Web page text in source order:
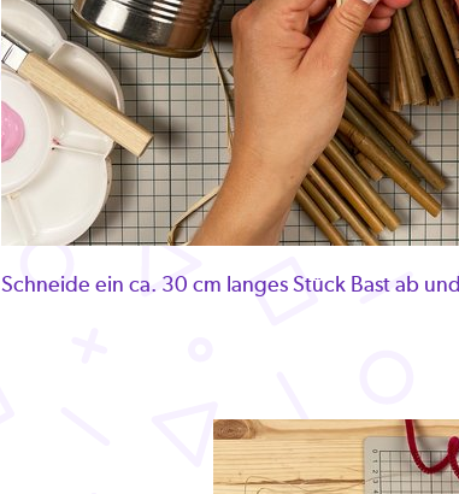
Schneide ein ca. 30 cm langes Stück Bast ab